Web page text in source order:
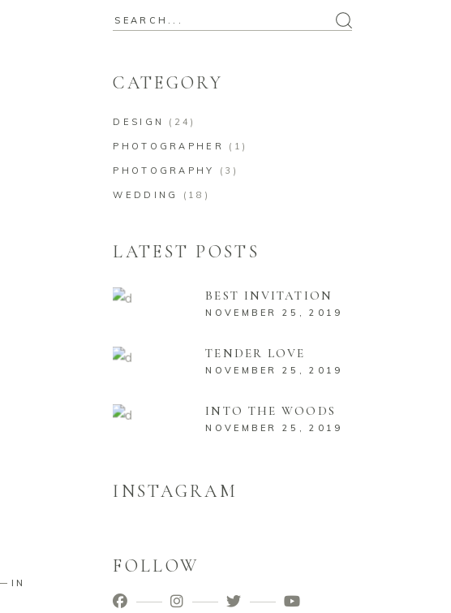
IN
Search
CATEGORY
DESIGN (24)
PHOTOGRAPHER (1)
PHOTOGRAPHY (3)
WEDDING (18)
LATEST POSTS
BEST INVITATION
NOVEMBER 25, 2019
TENDER LOVE
NOVEMBER 25, 2019
INTO THE WOODS
NOVEMBER 25, 2019
INSTAGRAM
FOLLOW